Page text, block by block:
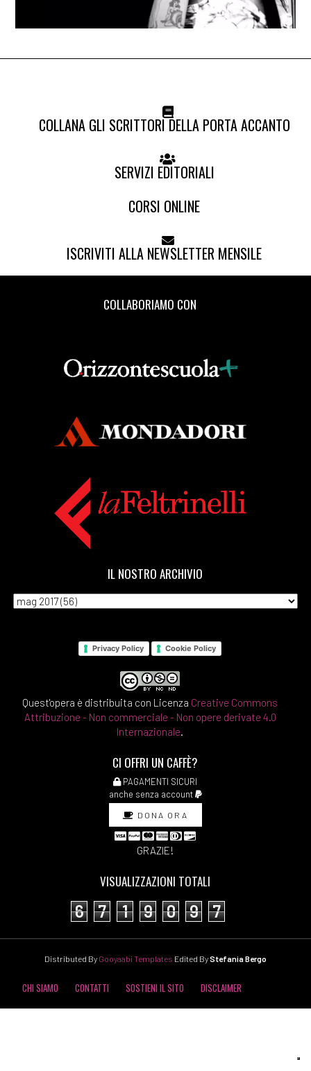
COLLANA GLI SCRITTORI DELLA PORTA ACCANTO
SERVIZI EDITORIALI
CORSI ONLINE
ISCRIVITI ALLA NEWSLETTER MENSILE
COLLABORIAMO CON
IL NOSTRO ARCHIVIO
Privacy Policy Cookie Policy
Quest'opera è distribuita con Licenza Creative Commons
Attribuzione - Non commerciale - Non opere derivate 4.0
Internazionale.
CI OFFRI UN CAFFÈ?
PAGAMENTI SICURI
anche senza account
DONA ORA
GRAZIE!
VISUALIZZAZIONI TOTALI
6 7 1 9 0 9 7
Distributed By Gooyaabi Templates Edited ByStefania Bergo
CHI SIAMO CONTATTI SOSTIENI IL SITO DISCLAIMER